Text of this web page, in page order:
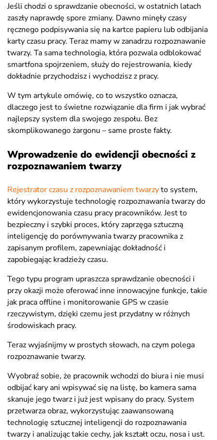
Jeśli chodzi o sprawdzanie obecności, w ostatnich latach
zaszły naprawdę spore zmiany. Dawno minęły czasy
ręcznego podpisywania się na kartce papieru lub odbijania
karty czasu pracy. Teraz mamy w zanadrzu rozpoznawanie
twarzy. Ta sama technologia, która pozwala odblokować
smartfona spojrzeniem, służy do rejestrowania, kiedy
dokładnie przychodzisz i wychodzisz z pracy.
W tym artykule omówię, co to wszystko oznacza,
dlaczego jest to świetne rozwiązanie dla firm i jak wybrać
najlepszy system dla swojego zespołu. Bez
skomplikowanego żargonu – same proste fakty.
Wprowadzenie do ewidencji obecności z
rozpoznawaniem twarzy
Rejestrator czasu z rozpoznawaniem twarzyto system,
który wykorzystuje technologię rozpoznawania twarzy do
ewidencjonowania czasu pracy pracowników. Jest to
bezpieczny i szybki proces, który zaprzęga sztuczną
inteligencję do porównywania twarzy pracownika z
zapisanym profilem, zapewniając dokładność i
zapobiegając kradzieży czasu.
Tego typu program upraszcza sprawdzanie obecności i
przy okazji może oferować inne innowacyjne funkcje, takie
jak praca offline i monitorowanie GPS w czasie
rzeczywistym, dzięki czemu jest przydatny w różnych
środowiskach pracy.
Teraz wyjaśnijmy w prostych słowach, na czym polega
rozpoznawanie twarzy.
Wyobraź sobie, że pracownik wchodzi do biura i nie musi
odbijać kary ani wpisywać się na listę, bo kamera sama
skanuje jego twarz i już jest wpisany do pracy. System
przetwarza obraz, wykorzystując zaawansowaną
technologię sztucznej inteligencji do rozpoznawania
twarzy i analizując takie cechy, jak kształt oczu, nosa i ust.